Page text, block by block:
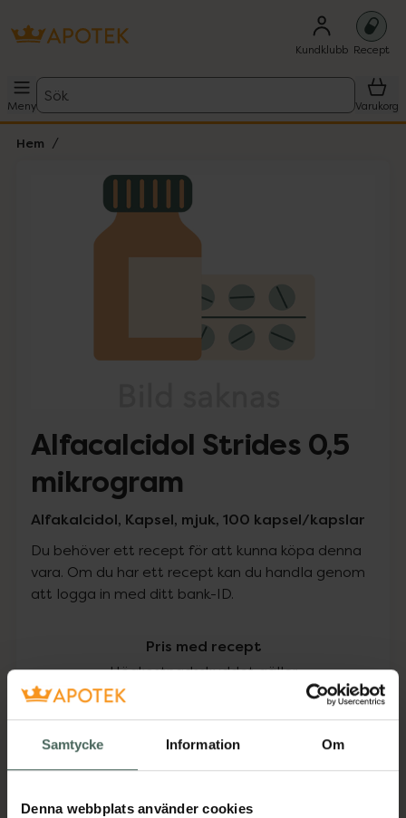
Samtycke Information Om
Denna webbplats använder cookies
Kundklubb Recept
Meny
Sök
Varukorg
Hem
Lista: . Innehåller 1 objekt.
Alfacalcidol Strides 0,5
mikrogram
Alfakalcidol, Kapsel, mjuk, 100 kapsel/kapslar
Du behöver ett recept för att kunna köpa denna
vara. Om du har ett recept kan du handla genom
att logga in med ditt bank-ID.
Pris med recept
Högkostnadsskyddet gäller
271,92 kr
I apotek:271,92 kr
Köp via ditt recept